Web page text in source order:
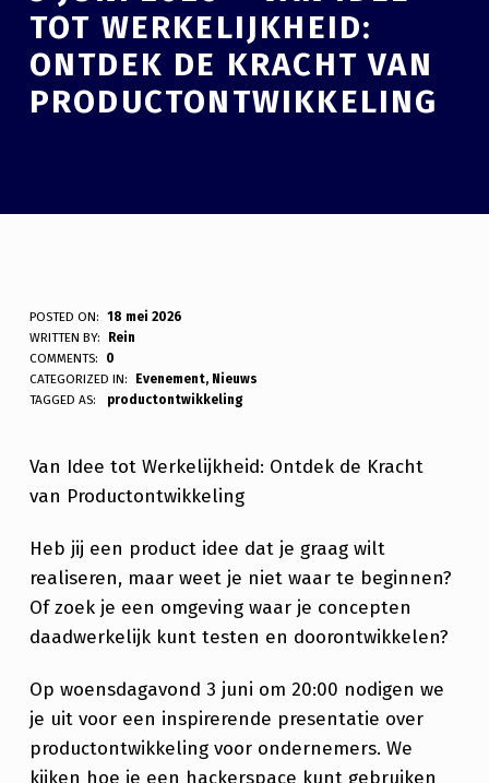
TOT WERKELIJKHEID:
ONTDEK DE KRACHT VAN
PRODUCTONTWIKKELING
3
J
U
I
2
0
2
6
V
A
N
POSTED ON: 18 mei 2026
WRITTEN BY:
Rein
COMMENTS:
0
CATEGORIZED IN:
Evenement, Nieuws
TAGGED AS:
productontwikkeling
Van Idee tot Werkelijkheid: Ontdek de Kracht
van Productontwikkeling
Heb jij een product idee dat je graag wilt
realiseren, maar weet je niet waar te beginnen?
Of zoek je een omgeving waar je concepten
daadwerkelijk kunt testen en doorontwikkelen?
Op woensdagavond 3 juni om 20:00 nodigen we
je uit voor een inspirerende presentatie over
productontwikkeling voor ondernemers. We